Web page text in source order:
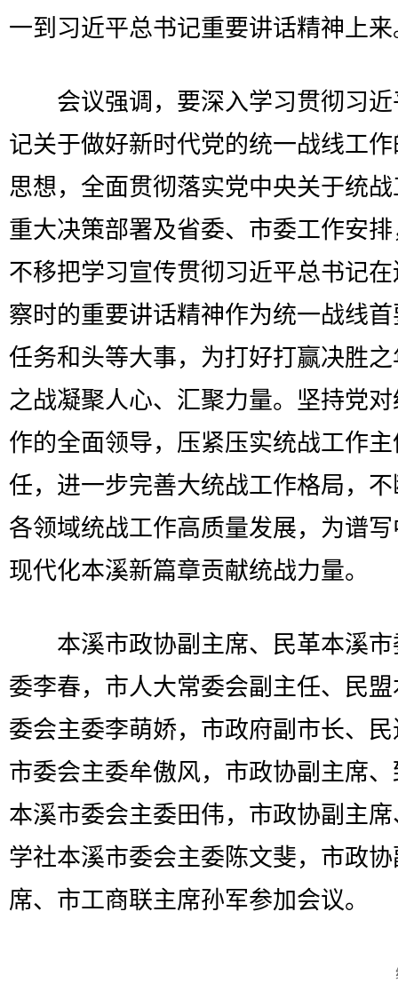
一到习近平总书记重要讲话精神上来
会议强调，要深入学习贯彻习近
记关于做好新时代党的统一战线工
思想，全面贯彻落实党中央关于统
重大决策部署及省委、市委工作安
不移把学习宣传贯彻习近平总书记
察时的重要讲话精神作为统一战线
任务和头等大事，为打好打赢决胜
之战凝聚人心、汇聚力量。坚持党
作的全面领导，压紧压实统战工作
任，进一步完善大统战工作格局，
各领域统战工作高质量发展，为谱
现代化本溪新篇章贡献统战力量。
本溪市政协副主席、民革本溪市
委李春，市人大常委会副主任、民
委会主委李萌娇，市政府副市长、
市委会主委牟傲风，市政协副主席
本溪市委会主委田伟，市政协副主
学社本溪市委会主委陈文斐，市政
席、市工商联主席孙军参加会议。